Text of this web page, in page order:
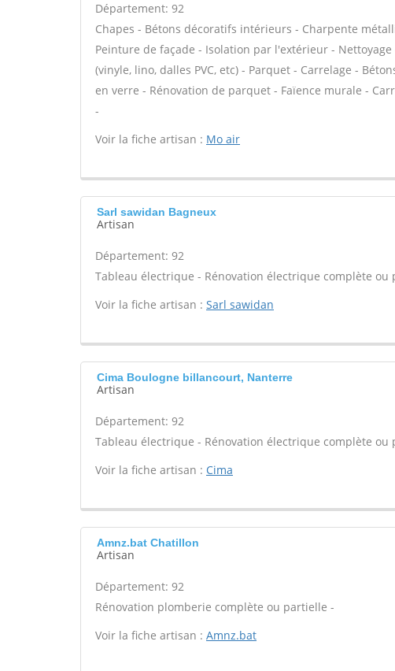
Département: 92
Chapes - Bétons décoratifs intérieurs - Charpente
Peinture de façade - Isolation par l'extérieur -
(vinyle, lino, dalles PVC, etc) - Parquet - Carrelage -
en verre - Rénovation de parquet - Faïence murale -
-
Voir la fiche artisan : Mo air
Sarl sawidan Bagneux
Artisan
Département: 92
Tableau électrique - Rénovation électrique complète ou
Voir la fiche artisan : Sarl sawidan
Cima Boulogne billancourt, Nanterre
Artisan
Département: 92
Tableau électrique - Rénovation électrique complète ou
Voir la fiche artisan : Cima
Amnz.bat Chatillon
Artisan
Département: 92
Rénovation plomberie complète ou partielle -
Voir la fiche artisan : Amnz.bat